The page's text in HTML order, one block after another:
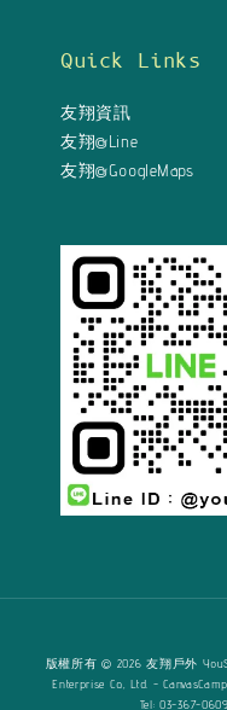
Quick Links
友翔資訊
友翔@Line
友翔@GoogleMaps
版權所有 © 2026 友翔戶外
Enterprise Co., Ltd. -
Tel: 03-367-